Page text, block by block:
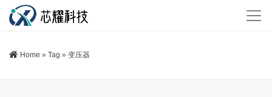
Home » Tag » 变压器